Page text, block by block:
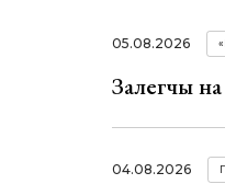
05.08.2026
Залегчы
04.08.2026